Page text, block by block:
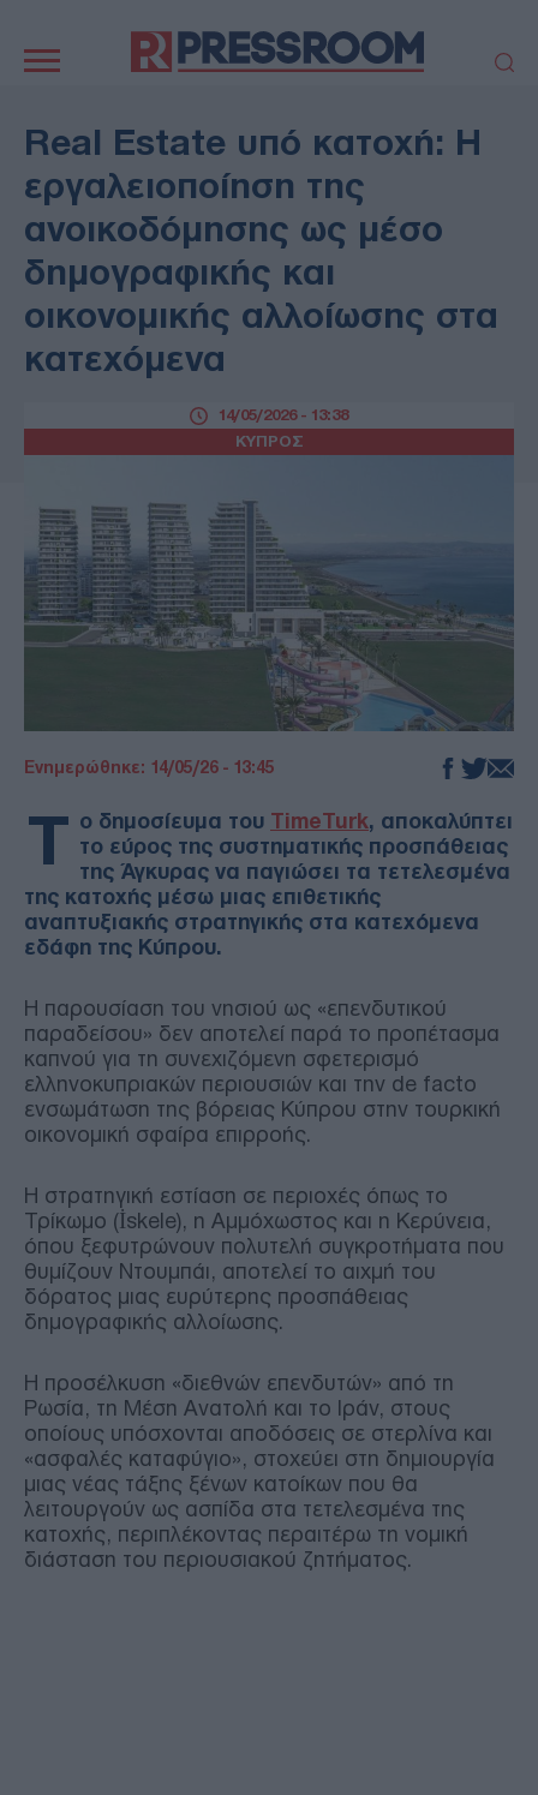
πλοήγηση
ΠΟΛΙΤΙΚΗ
ΤΟΥΡΚΙΑ
ΕΚΚΛΗΣΙΑ
ΑΜΥΝΑ
ΔΙΕΘΝΗ
ΚΥΠΡΟΣ
MEDIA
LIFESTYLE
SPORTS
ΑΥΤΟΔΙΟΙΚΗΣΗ
AUTO - MOTO
ΖΩΔΙΑ
ΑΡΘΡΟΓΡΑΦΙΑ
Real Estate υπό κατοχή: Η
εργαλειοποίηση της
ανοικοδόμησης ως μέσο
δημογραφικής και
οικονομικής αλλοίωσης στα
κατεχόμενα
ΚΥΠΡΟΣ
14/05/2026 - 13:38
Ενημερώθηκε: 14/05/26 - 13:45
Τ ο δημοσίευμα του TimeTurk, αποκαλύπτει
το εύρος της συστηματικής προσπάθειας
της Άγκυρας να παγιώσει τα τετελεσμένα
της κατοχής μέσω μιας επιθετικής
αναπτυξιακής στρατηγικής στα κατεχόμενα
εδάφη της Κύπρου.
Η παρουσίαση του νησιού ως «επενδυτικού
παραδείσου» δεν αποτελεί παρά το προπέτασμα
καπνού για τη συνεχιζόμενη σφετερισμό
ελληνοκυπριακών περιουσιών και την de facto
ενσωμάτωση της βόρειας Κύπρου στην τουρκική
οικονομική σφαίρα επιρροής.
Η στρατηγική εστίαση σε περιοχές όπως το
Τρίκωμο (İskele), η Αμμόχωστος και η Κερύνεια,
όπου ξεφυτρώνουν πολυτελή συγκροτήματα που
θυμίζουν Ντουμπάι, αποτελεί το αιχμή του
δόρατος μιας ευρύτερης προσπάθειας
δημογραφικής αλλοίωσης.
Η προσέλκυση «διεθνών επενδυτών» από τη
Ρωσία, τη Μέση Ανατολή και το Ιράν, στους
οποίους υπόσχονται αποδόσεις σε στερλίνα και
«ασφαλές καταφύγιο», στοχεύει στη δημιουργία
μιας νέας τάξης ξένων κατοίκων που θα
λειτουργούν ως ασπίδα στα τετελεσμένα της
κατοχής, περιπλέκοντας περαιτέρω τη νομική
διάσταση του περιουσιακού ζητήματος.